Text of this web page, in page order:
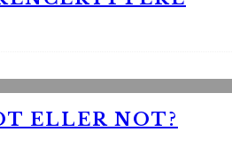
ELLER NOT?